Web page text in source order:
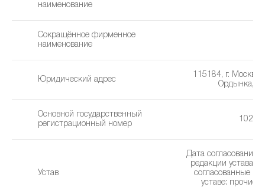
наименование
Сокращённое фирменное
наименование
Юридический адрес
115184, г. Москва,
Ордынка, д.
Основной государственный
регистрационный номер
Устав
Дата согласования
редакции устава:
cогласованные
уставe: прочие